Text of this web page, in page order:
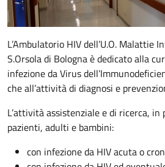
L’Ambulatorio HIV dell’U.O. Malattie
S.Orsola di Bologna è dedicato alla
infezione da Virus
che all’attività di diagnosi e
L’attività assistenziale e di ricerca,
pazienti, adulti e bambini:
con infezione da HIV acuta o